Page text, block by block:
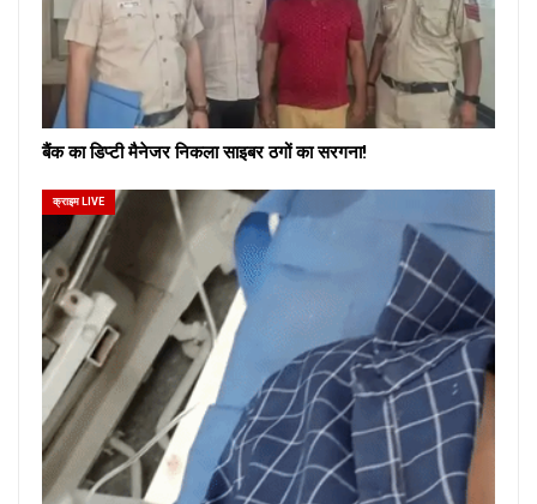
बैंक का डिप्टी मैनेजर निकला साइबर ठगों का सरगना!
क्राइम LIVE